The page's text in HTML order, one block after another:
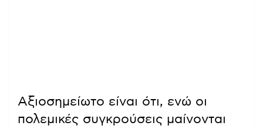
Αξιοσημείωτο είναι ότι, ενώ οι
πολεμικές συγκρούσεις μαίνονται